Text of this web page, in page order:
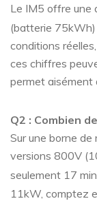
Le IM5 offre une
(batterie
conditions
ces chiffres
permet aisément
Q2 : Combien
Sur une borne de
versions 800V
seulement 17
11kW, comptez